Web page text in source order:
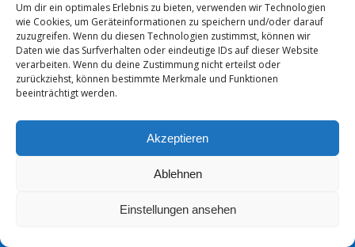
Um dir ein optimales Erlebnis zu bieten, verwenden wir Technologien
wie Cookies, um Geräteinformationen zu speichern und/oder darauf
zuzugreifen. Wenn du diesen Technologien zustimmst, können wir
Daten wie das Surfverhalten oder eindeutige IDs auf dieser Website
verarbeiten. Wenn du deine Zustimmung nicht erteilst oder
zurückziehst, können bestimmte Merkmale und Funktionen
beeinträchtigt werden.
Akzeptieren
Ablehnen
Einstellungen ansehen